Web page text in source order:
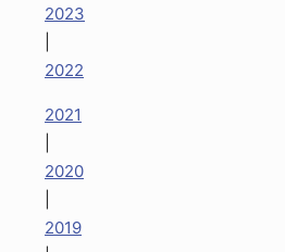
2023
2022
2021
2020
2019